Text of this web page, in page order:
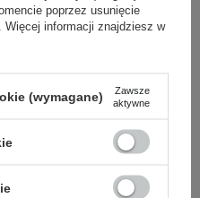
poprzez usunięcie
informacji znajdziesz w
(wymagane)
Zawsze
aktywne